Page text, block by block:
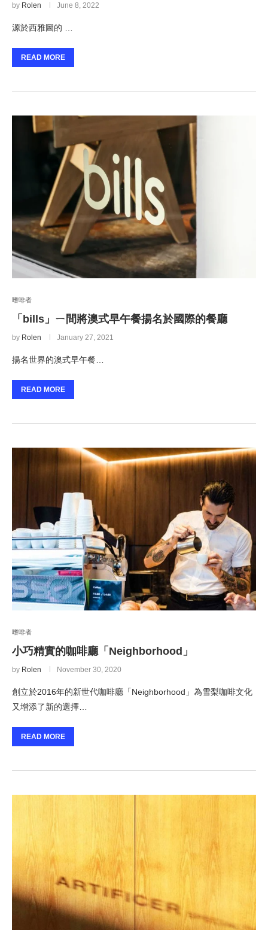
by Rolen June 8, 2022
源於西雅圖的 …
READ MORE
嗜啡者
「bills」ㄧ間將澳式早午餐揚名於國際的餐廳
by Rolen January 27, 2021
揚名世界的澳式早午餐…
READ MORE
嗜啡者
小巧精實的咖啡廳「Neighborhood」
by Rolen November 30, 2020
創立於2016年的新世代咖啡廳「Neighborhood」為雪梨咖啡文化
又增添了新的選擇…
READ MORE